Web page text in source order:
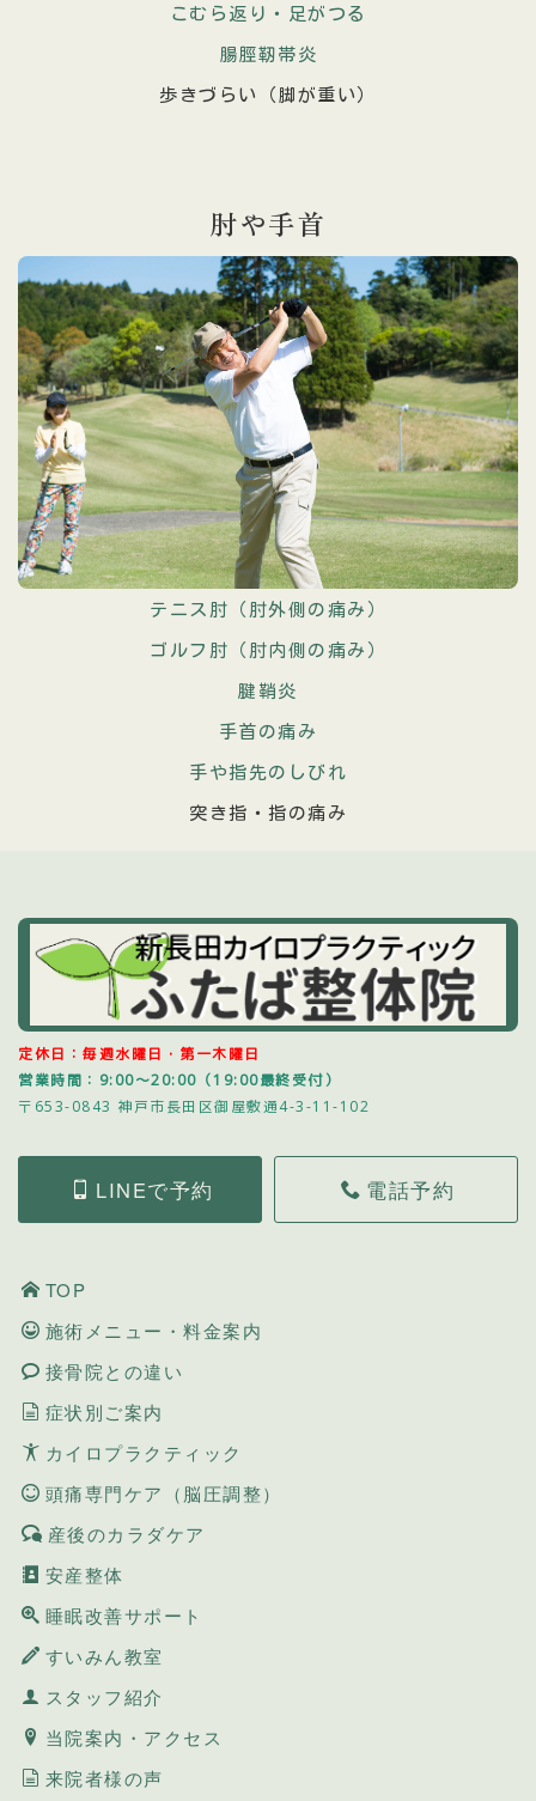
こむら返り・足がつる
腸脛靭帯炎
歩きづらい（脚が重い）
肘や手首
テニス肘（肘外側の痛み）
ゴルフ肘（肘内側の痛み）
腱鞘炎
手首の痛み
手や指先のしびれ
突き指・指の痛み
定休日：毎週水曜日・第一木曜日
営業時間：9:00～20:00（19:00最終受付）
〒653-0843 神戸市長田区御屋敷通4-3-11-102
LINEで予約 電話予約
TOP
施術メニュー・料金案内
接骨院との違い
症状別ご案内
カイロプラクティック
頭痛専門ケア（脳圧調整）
産後のカラダケア
安産整体
睡眠改善サポート
すいみん教室
スタッフ紹介
当院案内・アクセス
来院者様の声